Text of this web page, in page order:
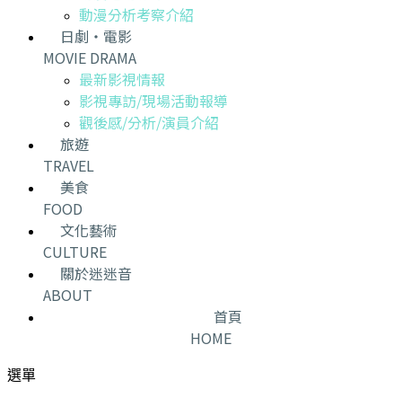
動漫分析考察介紹
日劇・電影
MOVIE DRAMA
最新影視情報
影視專訪/現場活動報導
觀後感/分析/演員介紹
旅遊
TRAVEL
美食
FOOD
文化藝術
CULTURE
關於迷迷音
ABOUT
首頁
HOME
選單